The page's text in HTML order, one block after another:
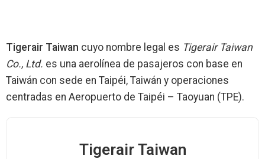
Tigerair Taiwan cuyo nombre legal es Tigerair Taiwan
Co., Ltd. es una aerolínea de pasajeros con base en
Taiwán con sede en Taipéi, Taiwán y operaciones
centradas en Aeropuerto de Taipéi – Taoyuan (TPE).
Tigerair Taiwan